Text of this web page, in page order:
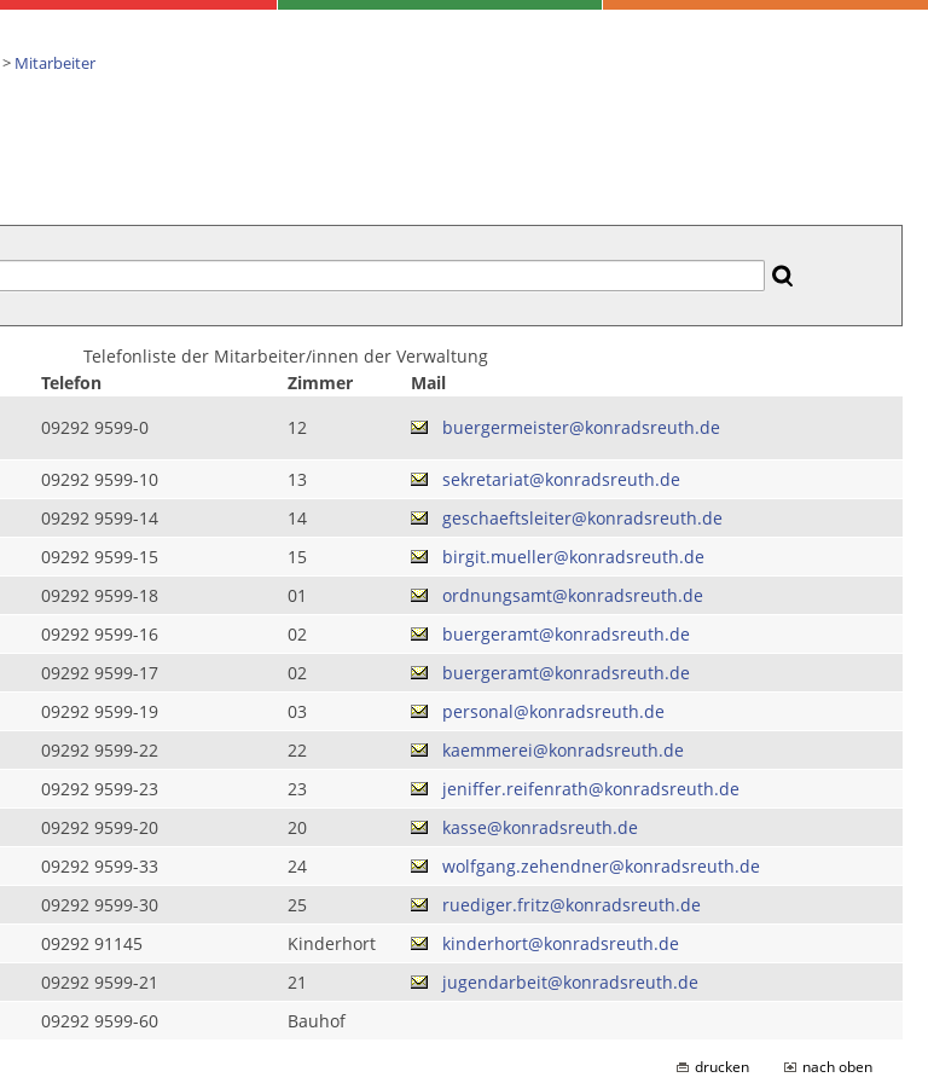
> Mitarbeiter
Telefonliste der Mitarbeiter/innen der Verwaltung
Telefon Zimmer
Mail
09292 9599-0 12 buergermeister@konradsreuth.de
09292 9599-10 13
sekretariat@konradsreuth.de
09292 9599-14 14
geschaeftsleiter@konradsreuth.de
09292 9599-15 15
birgit.mueller@konradsreuth.de
09292 9599-18 01
ordnungsamt@konradsreuth.de
09292 9599-16 02
buergeramt@konradsreuth.de
09292 9599-17 02
buergeramt@konradsreuth.de
09292 9599-19 03
personal@konradsreuth.de
09292 9599-22 22
kaemmerei@konradsreuth.de
09292 9599-23 23
jeniffer.reifenrath@konradsreuth.de
09292 9599-20 20
kasse@konradsreuth.de
09292 9599-33 24
wolfgang.zehendner@konradsreuth.de
09292 9599-30 25
ruediger.fritz@konradsreuth.de
09292 91145 Kinderhort
kinderhort@konradsreuth.de
09292 9599-21 21
jugendarbeit@konradsreuth.de
09292 9599-60 Bauhof
drucken nach oben